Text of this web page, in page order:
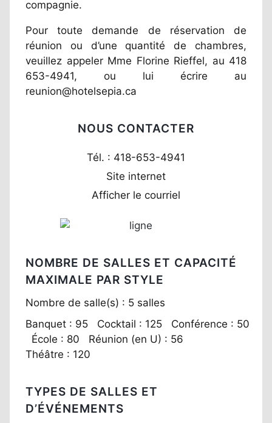
compagnie.
Pour toute demande de réservation de
réunion ou d’une quantité de chambres,
veuillez appeler Mme Florine Rieffel, au 418
653-4941, ou lui écrire au
reunion@hotelsepia.ca
NOUS CONTACTER
Tél. : 418-653-4941
Site internet
Afficher le courriel
NOMBRE DE SALLES ET CAPACITÉ
MAXIMALE PAR STYLE
Nombre de salle(s) : 5 salles
Banquet : 95 Cocktail : 125 Conférence : 50
École : 80 Réunion (en U) : 56
Théâtre : 120
TYPES DE SALLES ET
D’ÉVÉNEMENTS